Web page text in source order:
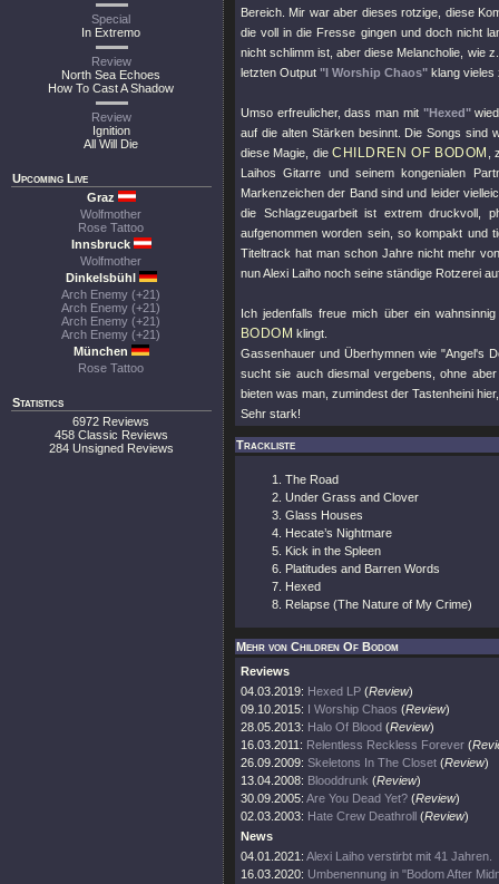
Special
In Extremo
Review
North Sea Echoes
How To Cast A Shadow
Review
Ignition
All Will Die
Upcoming Live
Graz
Wolfmother
Rose Tattoo
Innsbruck
Wolfmother
Dinkelsbühl
Arch Enemy (+21)
Arch Enemy (+21)
Arch Enemy (+21)
Arch Enemy (+21)
München
Rose Tattoo
Statistics
6972 Reviews
458 Classic Reviews
284 Unsigned Reviews
Bereich. Mir war aber dieses rotzige, diese
die voll in die Fresse gingen und doch nicht
nicht schlimm ist, aber diese Melancholie, wie
letzten Output "I Worship Chaos" klang vieles
Umso erfreulicher, dass man mit "Hexed"
auf die alten Stärken besinnt. Die Songs sind
diese Magie, dieCHILDREN OF BODOM
Laihos Gitarre und seinem kongenialen
Markenzeichen der Band sind und leider
die Schlagzeugarbeit ist extrem druckvoll,
aufgenommen worden sein, so kompakt und
Titeltrack hat man schon Jahre nicht mehr
nun Alexi Laiho noch seine ständige Rotzerei
Ich jedenfalls freue mich über ein
BODOM klingt.
Gassenhauer und Überhymnen wie "Angel's
sucht sie auch diesmal vergebens, ohne
bieten was man, zumindest der Tastenheini
Sehr stark!
Trackliste
The Road
Under Grass and Clover
Glass Houses
Hecate’s Nightmare
Kick in the Spleen
Platitudes and Barren Words
Hexed
Relapse (The Nature of My Crime)
Mehr von Children Of Bodom
Reviews
04.03.2019: Hexed LP (Review)
09.10.2015: I Worship Chaos (Review)
28.05.2013: Halo Of Blood (Review)
16.03.2011: Relentless Reckless Forever (
26.09.2009: Skeletons In The Closet (Review)
13.04.2008: Blooddrunk (Review)
30.09.2005: Are You Dead Yet? (Review)
02.03.2003: Hate Crew Deathroll (Review)
News
04.01.2021: Alexi Laiho verstirbt mit 41 Jahren.
16.03.2020: Umbenennung in "Bodom After